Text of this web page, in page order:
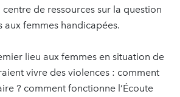
de ressources sur la question
aux femmes handicapées.
lieu aux femmes en situation de
vivre des violences : comment
? comment fonctionne l’Écoute